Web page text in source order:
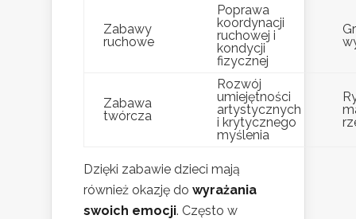
Zabawy
ruchowe
Poprawa
koordynacji
ruchowej i
kondycji
fizycznej
Zabawa
twórcza
Rozwój
umiejętności
artystycznych
i krytycznego
myślenia
Dzięki zabawie dzieci mają
również okazję do wyrażania
swoich emocji. Często w